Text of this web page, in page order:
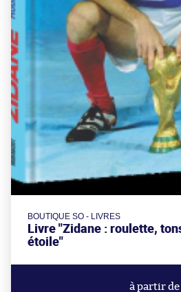
BOUTIQUE SO - LIVRES
Livre "Zidane : roulette,
étoile"
à partir de